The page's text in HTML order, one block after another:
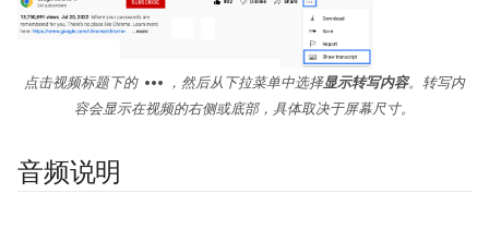
点击视频标题下的 more_horiz ，然后从下拉菜单中选择显示转写内容。转写内
容会显示在视频的右侧或底部，具体取决于屏幕尺寸。
音频说明